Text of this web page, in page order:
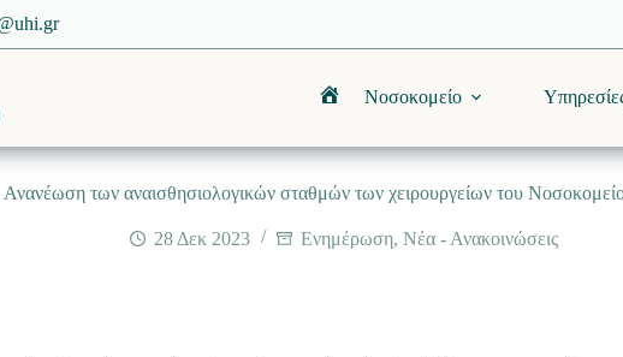
ΑρχικήΝοσοκομείο
Ανανέωση των αναισθησιολογικών σταθμών των χειρουργείων του
28 Δεκ 2023 Ενημέρωση, Νέα - Ανακοινώσεις